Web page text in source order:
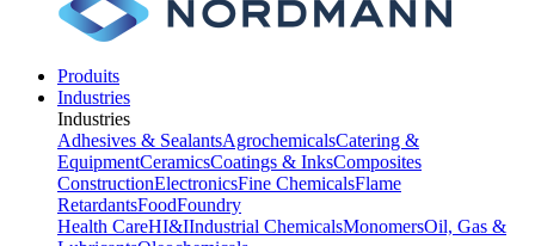
Produits
Industries
Industries
Adhesives & SealantsAgrochemicalsCatering &
EquipmentCeramicsCoatings & InksComposites
ConstructionElectronicsFine ChemicalsFlame
RetardantsFoodFoundry
Health CareHI&IIndustrial ChemicalsMonomersOil, Gas &